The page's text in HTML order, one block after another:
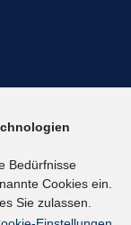
Bedürfnisse
Cookies ein.
Sie zulassen.